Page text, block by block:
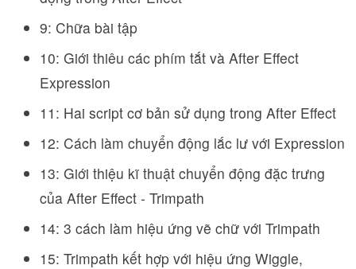
9: Chữa bài tập
10: Giới thiêu các phím tắt và After Effect
Expression
11: Hai script cơ bản sử dụng trong After Effect
12: Cách làm chuyển động lắc lư với Expression
13: Giới thiệu kĩ thuật chuyển động đặc trưng
của After Effect - Trimpath
14: 3 cách làm hiệu ứng vẽ chữ với Trimpath
15: Trimpath kết hợp với hiệu ứng Wiggle,